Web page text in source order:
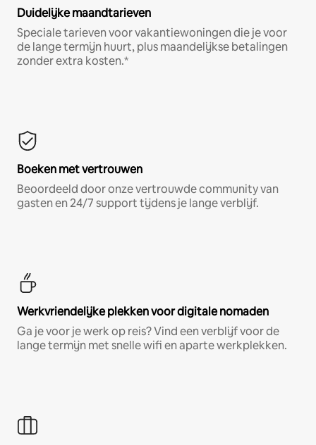
Duidelijke maandtarieven
Speciale tarieven voor vakantiewoningen die je voor
de lange termijn huurt, plus maandelijkse betalingen
zonder extra kosten.*
Boeken met vertrouwen
Beoordeeld door onze vertrouwde community van
gasten en 24/7 support tijdens je lange verblijf.
Werkvriendelijke plekken voor digitale nomaden
Ga je voor je werk op reis? Vind een verblijf voor de
lange termijn met snelle wifi en aparte werkplekken.